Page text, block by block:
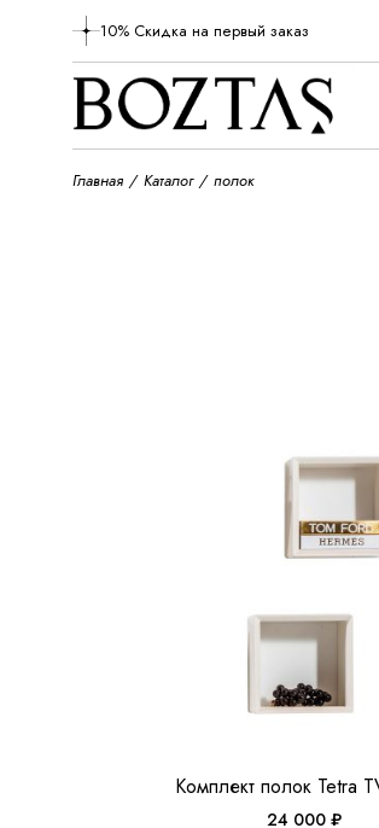
10% Скидка на первый заказ
Главная Каталог полок
Комплект полок Tetra
24 000 ₽